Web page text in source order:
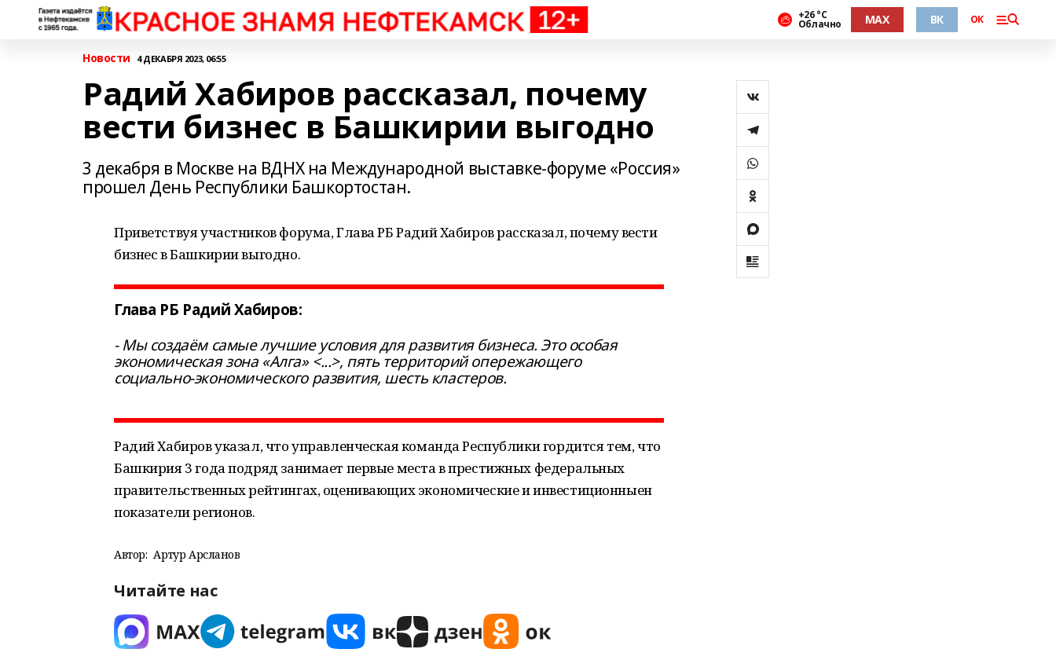
+26 °С
Облачно MAX ВК ОК
Новости 4 ДЕКАБРЯ 2023, 06:55
Радий Хабиров рассказал, почему
вести бизнес в Башкирии выгодно
3 декабря в Москве на ВДНХ на Международной выставке-форуме «Россия»
прошел День Республики Башкортостан.
Приветствуя участников форума, Глава РБ Радий Хабиров рассказал, почему вести
бизнес в Башкирии выгодно.
Глава РБ Радий Хабиров:
- Мы создаём самые лучшие условия для развития бизнеса. Это особая
экономическая зона «Алга» <...>, пять территорий опережающего
социально-экономического развития, шесть кластеров.
Радий Хабиров указал, что управленческая команда Республики гордится тем, что
Башкирия 3 года подряд занимает первые места в престижных федеральных
правительственных рейтингах, оценивающих экономические и инвестиционныен
показатели регионов.
Автор: Артур Арсланов
Читайте нас